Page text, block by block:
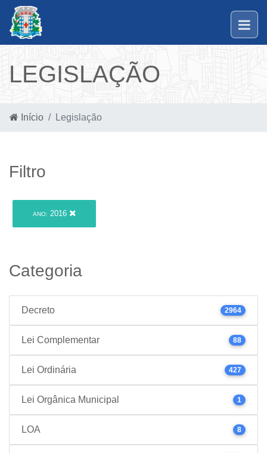
LEGISLAÇÃO
Início Legislação
Filtro
ANO: 2016
Categoria
Decreto 2964
Lei Complementar 88
Lei Ordinária 427
Lei Orgânica Municipal 1
LOA 8